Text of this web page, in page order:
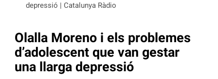
depressió | Catalunya Ràdio
Olalla Moreno i els problemes
d’adolescent que van gestar
una llarga depressió